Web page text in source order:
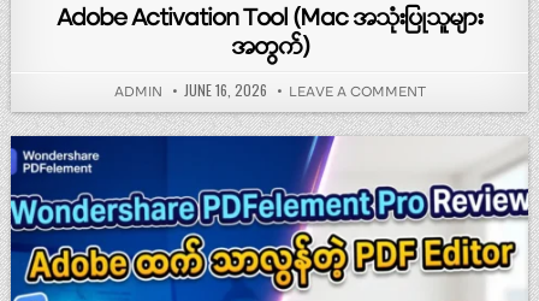
Adobe Activation Tool (Mac အသုံးပြုသူများ
အတွက်)
AUTHOR:
ADMIN PUBLISHED DATE:
JUNE 16, 2026 LEAVE A COMMENTON ADOBE